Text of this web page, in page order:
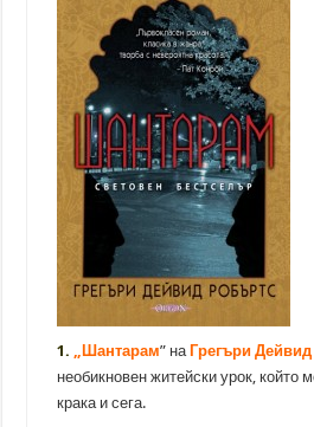
1. „Шантарам” наГрегъри
необикновен житейски урок, който
крака и сега.